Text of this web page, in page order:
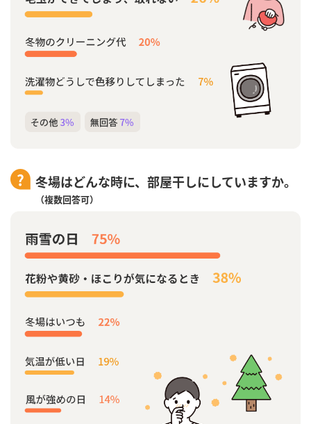
冬場はどんな時に、部屋干しにしていますか。
（複数回答可）